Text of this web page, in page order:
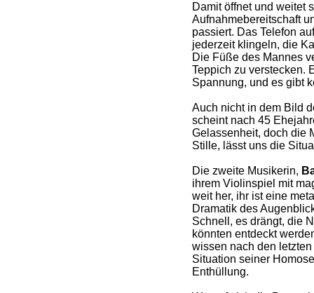
Damit öffnet und weitet
Aufnahmebereitschaft
passiert. Das Telefon
jederzeit klingeln, die
Die Füße des Mannes
Teppich zu verstecken.
Spannung, und es gibt
Auch nicht in dem Bild
scheint nach 45
Gelassenheit, doch die
Stille, lässt uns die
Die zweite Musikerin,
ihrem Violinspiel mit
weit her, ihr ist eine
Dramatik des
Schnell, es drängt, die
könnten entdeckt
wissen nach den
Situation seiner
Enthüllung.